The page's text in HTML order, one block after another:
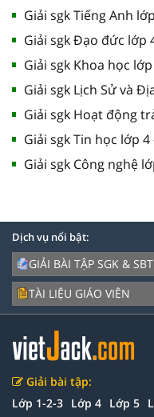
Giải sgk Tiếng Anh
Giải sgk Đạo đức lớp
Giải sgk Khoa học lớp
Giải sgk Lịch Sử và
Giải sgk Hoạt động
Giải sgk Tin học lớp 4
Giải sgk Công nghệ
Dịch vụ nổi bật:
GIẢI BÀI TẬP SGK & SBT
TÀI LIỆU GIÁO VIÊN
Giải bài tập:
Lớp 1-2-3 Lớp 4 Lớp 5